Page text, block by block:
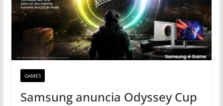
GAMES
Samsung anuncia Odyssey Cup